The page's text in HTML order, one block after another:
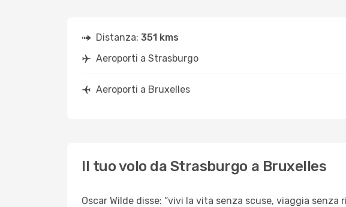
Distanza: 351 kms
Aeroporti a Strasburgo
Aeroporti a Bruxelles
Il tuo volo da Strasburgo a Bruxelles
Oscar Wilde disse: “vivi la vita senza scuse, viaggia